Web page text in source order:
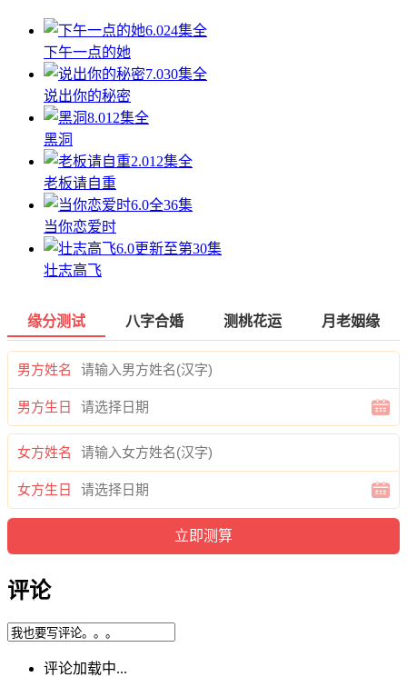
6.024集全
下午一点的她
7.030集全
说出你的秘密
8.012集全
黑洞
2.012集全
老板请自重
6.0全36集
当你恋爱时
6.0更新至第30集
壮志高飞
缘分测试 八字合婚 测桃花运 月老姻缘
男方姓名
男方生日
女方姓名
女方生日
评论
评论加载中...